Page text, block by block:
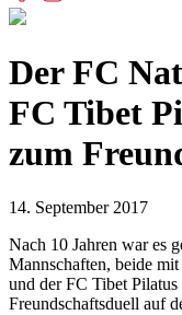
Der FC
FC Tibet
zum
14. September 2017
Nach 10 Jahren war es
Mannschaften, beide
und der FC Tibet Pilatus
Freundschaftsduell auf